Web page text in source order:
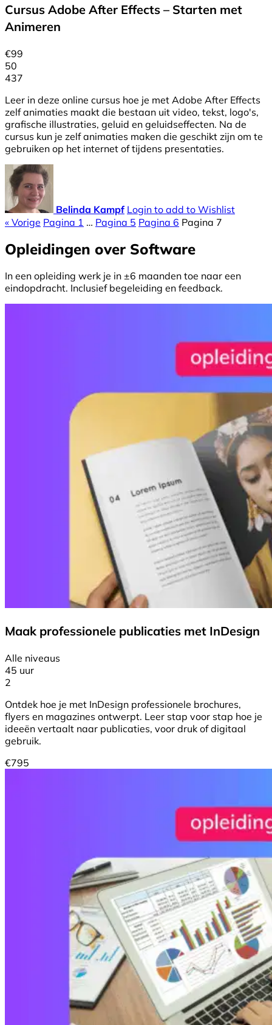
Cursus Adobe After Effects – Starten met
Animeren
€99
50
437
Leer in deze online cursus hoe je met Adobe After Effects
zelf animaties maakt die bestaan uit video, tekst, logo's,
grafische illustraties, geluid en geluidseffecten. Na de
cursus kun je zelf animaties maken die geschikt zijn om te
gebruiken op het internet of tijdens presentaties.
Belinda Kampf Login to add to Wishlist
« Vorige Pagina 1 … Pagina 5 Pagina 6 Pagina 7
Opleidingen over Software
In een opleiding werk je in ±6 maanden toe naar een
eindopdracht. Inclusief begeleiding en feedback.
Maak professionele publicaties met InDesign
Alle niveaus
45 uur
2
Ontdek hoe je met InDesign professionele brochures,
flyers en magazines ontwerpt. Leer stap voor stap hoe je
ideeën vertaalt naar publicaties, voor druk of digitaal
gebruik.
€795